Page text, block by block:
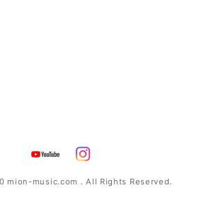
mion-music.com . All Rights Reserved.